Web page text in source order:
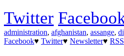
Twitter
administration, afghanistan, assange,
Facebook♥ Twitter♥ Newsletter♥ RSS